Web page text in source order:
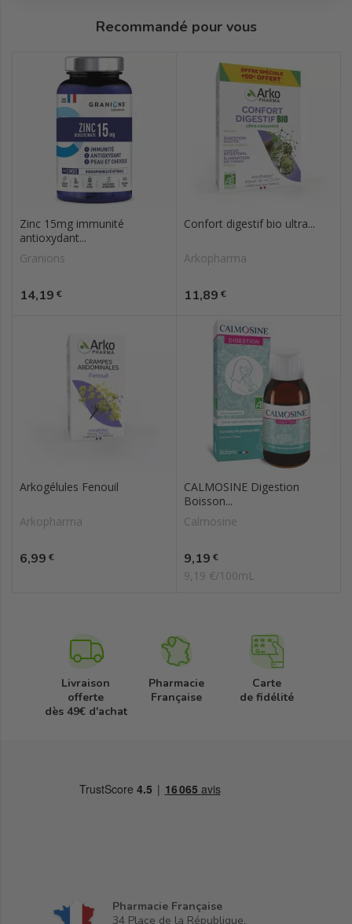
Recommandé pour vous
Zinc 15mg immunité
antioxydant...
Granions
Prix
14,19 €
Confort digestif bio ultra...
Arkopharma
Prix
11,89 €
Arkogélules Fenouil
Arkopharma
Prix
6,99 €
CALMOSINE Digestion
Boisson...
Calmosine
Prix
9,19 €
9,19 €/100mL
Livraison
offerte
dès 49€ d'achat
Pharmacie
Française
Carte
de fidélité
Pharmacie Française
34 Place de la République,